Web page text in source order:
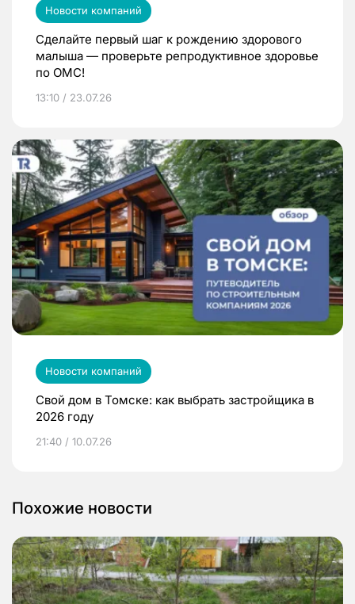
Новости компаний
Сделайте первый шаг к рождению здорового
малыша — проверьте репродуктивное здоровье
по ОМС!
13:10 / 23.07.26
Новости компаний
Свой дом в Томске: как выбрать застройщика в
2026 году
21:40 / 10.07.26
Похожие новости